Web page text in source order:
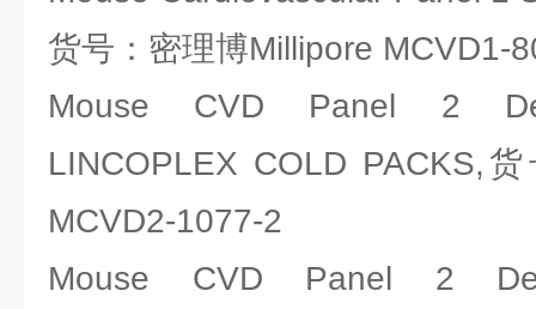
货号：密理博Millipore MCVD1-
Mouse CVD Panel 2
LINCOPLEX COLD PACKS,
MCVD2-1077-2
Mouse CVD Panel 2